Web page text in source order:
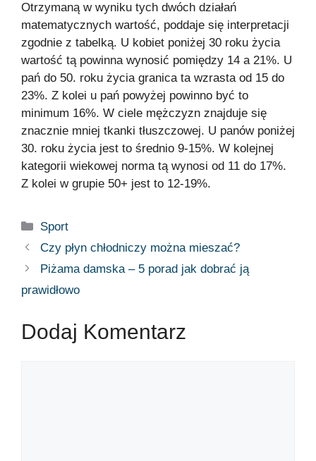
Otrzymaną w wyniku tych dwóch działań
matematycznych wartość, poddaje się interpretacji
zgodnie z tabelką. U kobiet poniżej 30 roku życia
wartość tą powinna wynosić pomiędzy 14 a 21%. U
pań do 50. roku życia granica ta wzrasta od 15 do
23%. Z kolei u pań powyżej powinno być to
minimum 16%. W ciele mężczyzn znajduje się
znacznie mniej tkanki tłuszczowej. U panów poniżej
30. roku życia jest to średnio 9-15%. W kolejnej
kategorii wiekowej norma tą wynosi od 11 do 17%.
Z kolei w grupie 50+ jest to 12-19%.
Sport
Czy płyn chłodniczy można mieszać?
Piżama damska – 5 porad jak dobrać ją
prawidłowo
Dodaj Komentarz